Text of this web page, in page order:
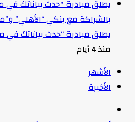
بالشراكة مع بنكي “الأهلي”
يطلق مبادرة “حدث بياناتك في
منذ 4 أيام
الأشهر
الأخيرة